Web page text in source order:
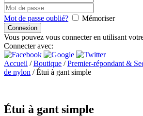
Mot de passe oublié? Mémoriser
Vous pouvez vous connecter en utilisant
Connecter avec:
Accueil /Boutique /Premier-répondant &
de nylon / Étui à gant simple
Étui à gant simple